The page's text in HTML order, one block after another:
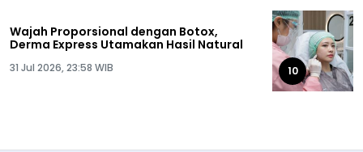
Wajah Proporsional dengan Botox,
Derma Express Utamakan Hasil Natural
31 Jul 2026, 23:58 WIB 10